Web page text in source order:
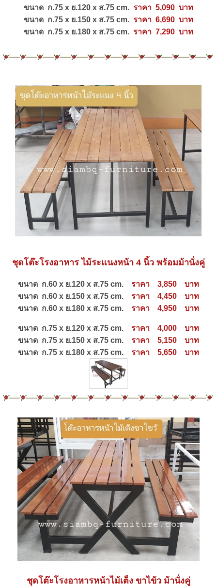
ขนาด ก.75 x ย.120 x ส.75 cm. ราคา 5,090 บาท
ขนาด ก.75 x ย.150 x ส.75 cm. ราคา 6,690 บาท
ขนาด ก.75 x ย.180 x ส.75 cm. ราคา 7,290 บาท
ชุดโต๊ะโรงอาหาร ไม้ระแนงหน้า 4 นิ้ว พร้อมม้านั่งคู่
ขนาด ก.60 x ย.120 x ส.75 cm.
ราคา 3,850 บาท
ขนาด ก.60 x ย.150 x ส.75 cm. ราคา 4,450 บาท
ขนาด ก.60 x ย.180 x ส.75 cm. ราคา 4,950 บาท
ขนาด ก.75 x ย.120 x ส.75 cm. ราคา 4,000 บาท
ขนาด ก.75 x ย.150 x ส.75 cm.
ราคา 5,150 บาท
ขนาด ก.75 x ย.180 x ส.75 cm. ราคา 5,650 บาท
ชุดโต๊ะโรงอาหารหน้าไม้เต็ง ขาไข้ว ม้านั่งคู่